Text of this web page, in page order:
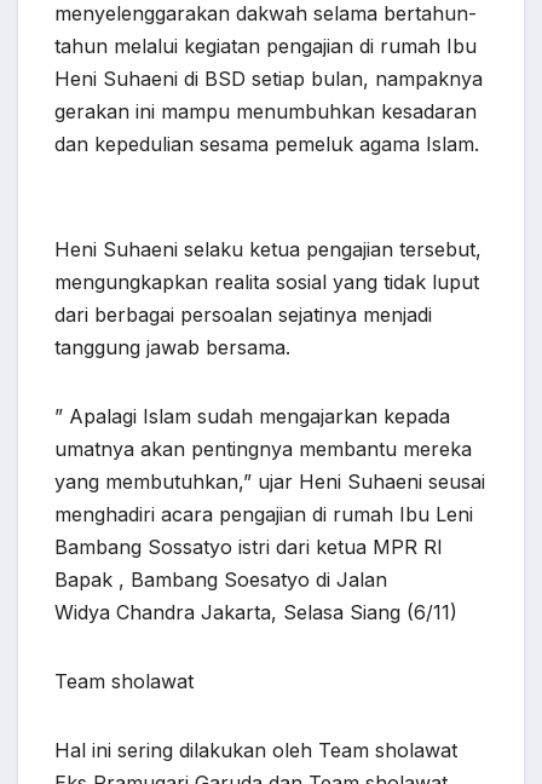
menyelenggarakan dakwah selama bertahun-
tahun melalui kegiatan pengajian di rumah Ibu
Heni Suhaeni di BSD setiap bulan, nampaknya
gerakan ini mampu menumbuhkan kesadaran
dan kepedulian sesama pemeluk agama Islam.
Heni Suhaeni selaku ketua pengajian tersebut,
mengungkapkan realita sosial yang tidak luput
dari berbagai persoalan sejatinya menjadi
tanggung jawab bersama.
” Apalagi Islam sudah mengajarkan kepada
umatnya akan pentingnya membantu mereka
yang membutuhkan,” ujar Heni Suhaeni seusai
menghadiri acara pengajian di rumah Ibu Leni
Bambang Sossatyo istri dari ketua MPR RI
Bapak , Bambang Soesatyo di Jalan
Widya Chandra Jakarta, Selasa Siang (6/11)
Team sholawat
Hal ini sering dilakukan oleh Team sholawat